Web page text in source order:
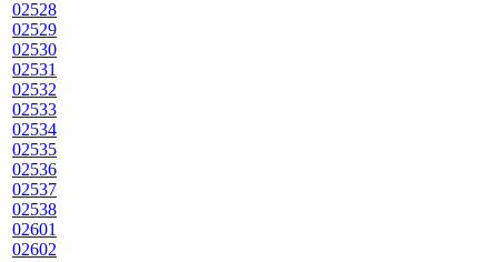
02528
02529
02530
02531
02532
02533
02534
02535
02536
02537
02538
02601
02602